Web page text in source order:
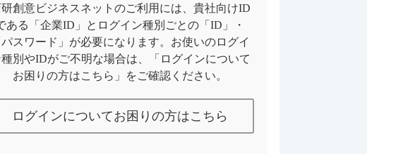
研創意ビジネスネットのご利用には、貴社向けID
ある「企業ID」とログイン種別ごとの「ID」・
パスワード」が必要になります。お使いのログイ
種別やIDがご不明な場合は、「ログインについて
お困りの方はこちら」をご確認ください。
ログインについてお困りの方はこちら